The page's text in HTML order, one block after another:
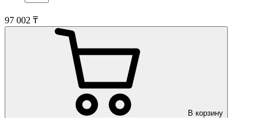
97 002 ₸
В корзину